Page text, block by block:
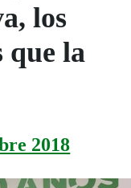
los
que la
2018